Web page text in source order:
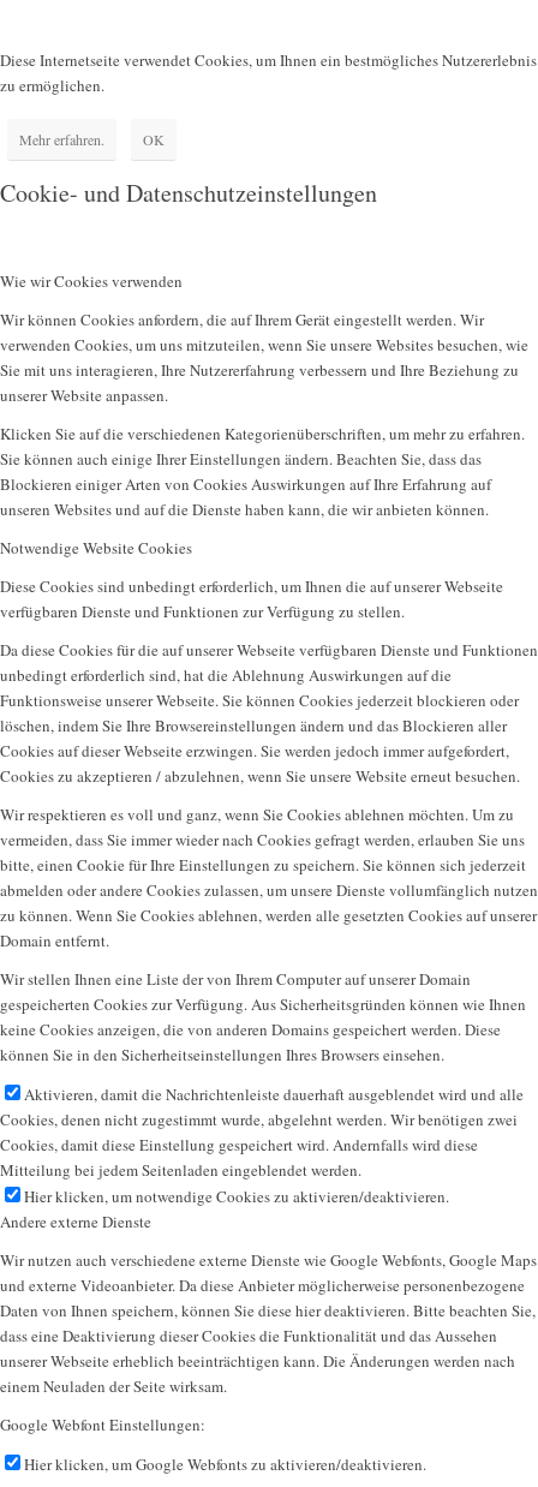
Diese Internetseite verwendet Cookies, um Ihnen ein bestmögliches Nutzererlebnis
zu ermöglichen.
Mehr erfahren. OK
Cookie- und Datenschutzeinstellungen
Wie wir Cookies verwenden
Wir können Cookies anfordern, die auf Ihrem Gerät eingestellt werden. Wir
verwenden Cookies, um uns mitzuteilen, wenn Sie unsere Websites besuchen, wie
Sie mit uns interagieren, Ihre Nutzererfahrung verbessern und Ihre Beziehung zu
unserer Website anpassen.
Klicken Sie auf die verschiedenen Kategorienüberschriften, um mehr zu erfahren.
Sie können auch einige Ihrer Einstellungen ändern. Beachten Sie, dass das
Blockieren einiger Arten von Cookies Auswirkungen auf Ihre Erfahrung auf
unseren Websites und auf die Dienste haben kann, die wir anbieten können.
Notwendige Website Cookies
Diese Cookies sind unbedingt erforderlich, um Ihnen die auf unserer Webseite
verfügbaren Dienste und Funktionen zur Verfügung zu stellen.
Da diese Cookies für die auf unserer Webseite verfügbaren Dienste und Funktionen
unbedingt erforderlich sind, hat die Ablehnung Auswirkungen auf die
Funktionsweise unserer Webseite. Sie können Cookies jederzeit blockieren oder
löschen, indem Sie Ihre Browsereinstellungen ändern und das Blockieren aller
Cookies auf dieser Webseite erzwingen. Sie werden jedoch immer aufgefordert,
Cookies zu akzeptieren / abzulehnen, wenn Sie unsere Website erneut besuchen.
Wir respektieren es voll und ganz, wenn Sie Cookies ablehnen möchten. Um zu
vermeiden, dass Sie immer wieder nach Cookies gefragt werden, erlauben Sie uns
bitte, einen Cookie für Ihre Einstellungen zu speichern. Sie können sich jederzeit
abmelden oder andere Cookies zulassen, um unsere Dienste vollumfänglich nutzen
zu können. Wenn Sie Cookies ablehnen, werden alle gesetzten Cookies auf unserer
Domain entfernt.
Wir stellen Ihnen eine Liste der von Ihrem Computer auf unserer Domain
gespeicherten Cookies zur Verfügung. Aus Sicherheitsgründen können wie Ihnen
keine Cookies anzeigen, die von anderen Domains gespeichert werden. Diese
können Sie in den Sicherheitseinstellungen Ihres Browsers einsehen.
Aktivieren, damit die Nachrichtenleiste dauerhaft ausgeblendet wird und alle
Cookies, denen nicht zugestimmt wurde, abgelehnt werden. Wir benötigen zwei
Cookies, damit diese Einstellung gespeichert wird. Andernfalls wird diese
Mitteilung bei jedem Seitenladen eingeblendet werden.
Hier klicken, um notwendige Cookies zu aktivieren/deaktivieren.
Andere externe Dienste
Wir nutzen auch verschiedene externe Dienste wie Google Webfonts, Google Maps
und externe Videoanbieter. Da diese Anbieter möglicherweise personenbezogene
Daten von Ihnen speichern, können Sie diese hier deaktivieren. Bitte beachten Sie,
dass eine Deaktivierung dieser Cookies die Funktionalität und das Aussehen
unserer Webseite erheblich beeinträchtigen kann. Die Änderungen werden nach
einem Neuladen der Seite wirksam.
Google Webfont Einstellungen:
Hier klicken, um Google Webfonts zu aktivieren/deaktivieren.